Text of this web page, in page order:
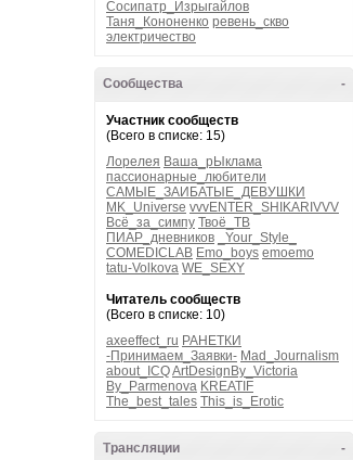
Сосипатр_Изрыгайлов
Таня_Кононенко ревень_скво
электричество
-
Сообщества
Участник сообществ
(Всего в списке: 15)
Лорелея Ваша_рЫклама
пассионарные_любители
САМЫЕ_ЗАИБАТЫЕ_ДЕВУШКИ
MK_Universe vvvENTER_SHIKARIVVV
Всё_за_симпу Твоё_ТВ
ПИАР_дневников
_Your_Style_
COMEDICLAB Emo_boys emoemo
tatu-Volkova WE_SEXY
Читатель сообществ
(Всего в списке: 10)
axeeffect_ru РАНЕТКИ
-Принимаем_Заявки- Mad_Journalism
about_ICQArtDesignBy_Victoria
By_Parmenova KREATIF
The_best_tales This_is_Erotic
-
Трансляции